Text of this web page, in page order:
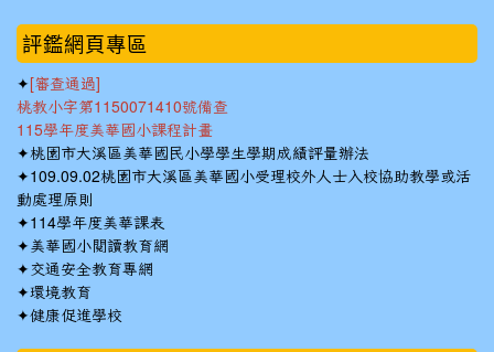
::: 評鑑網頁專區
✦ [審查通過]
桃教小字第1150071410號備查
115學年度美華國小課程計畫
✦桃園市大溪區美華國民小學學生學期成績評量辦法
✦109.09.02桃園市大溪區美華國小受理校外人士入校協助教學或活
動處理原則
✦114學年度美華課表
✦美華國小閱讀教育網
✦ 交通安全教育專網
✦環境教育
✦健康促進學校